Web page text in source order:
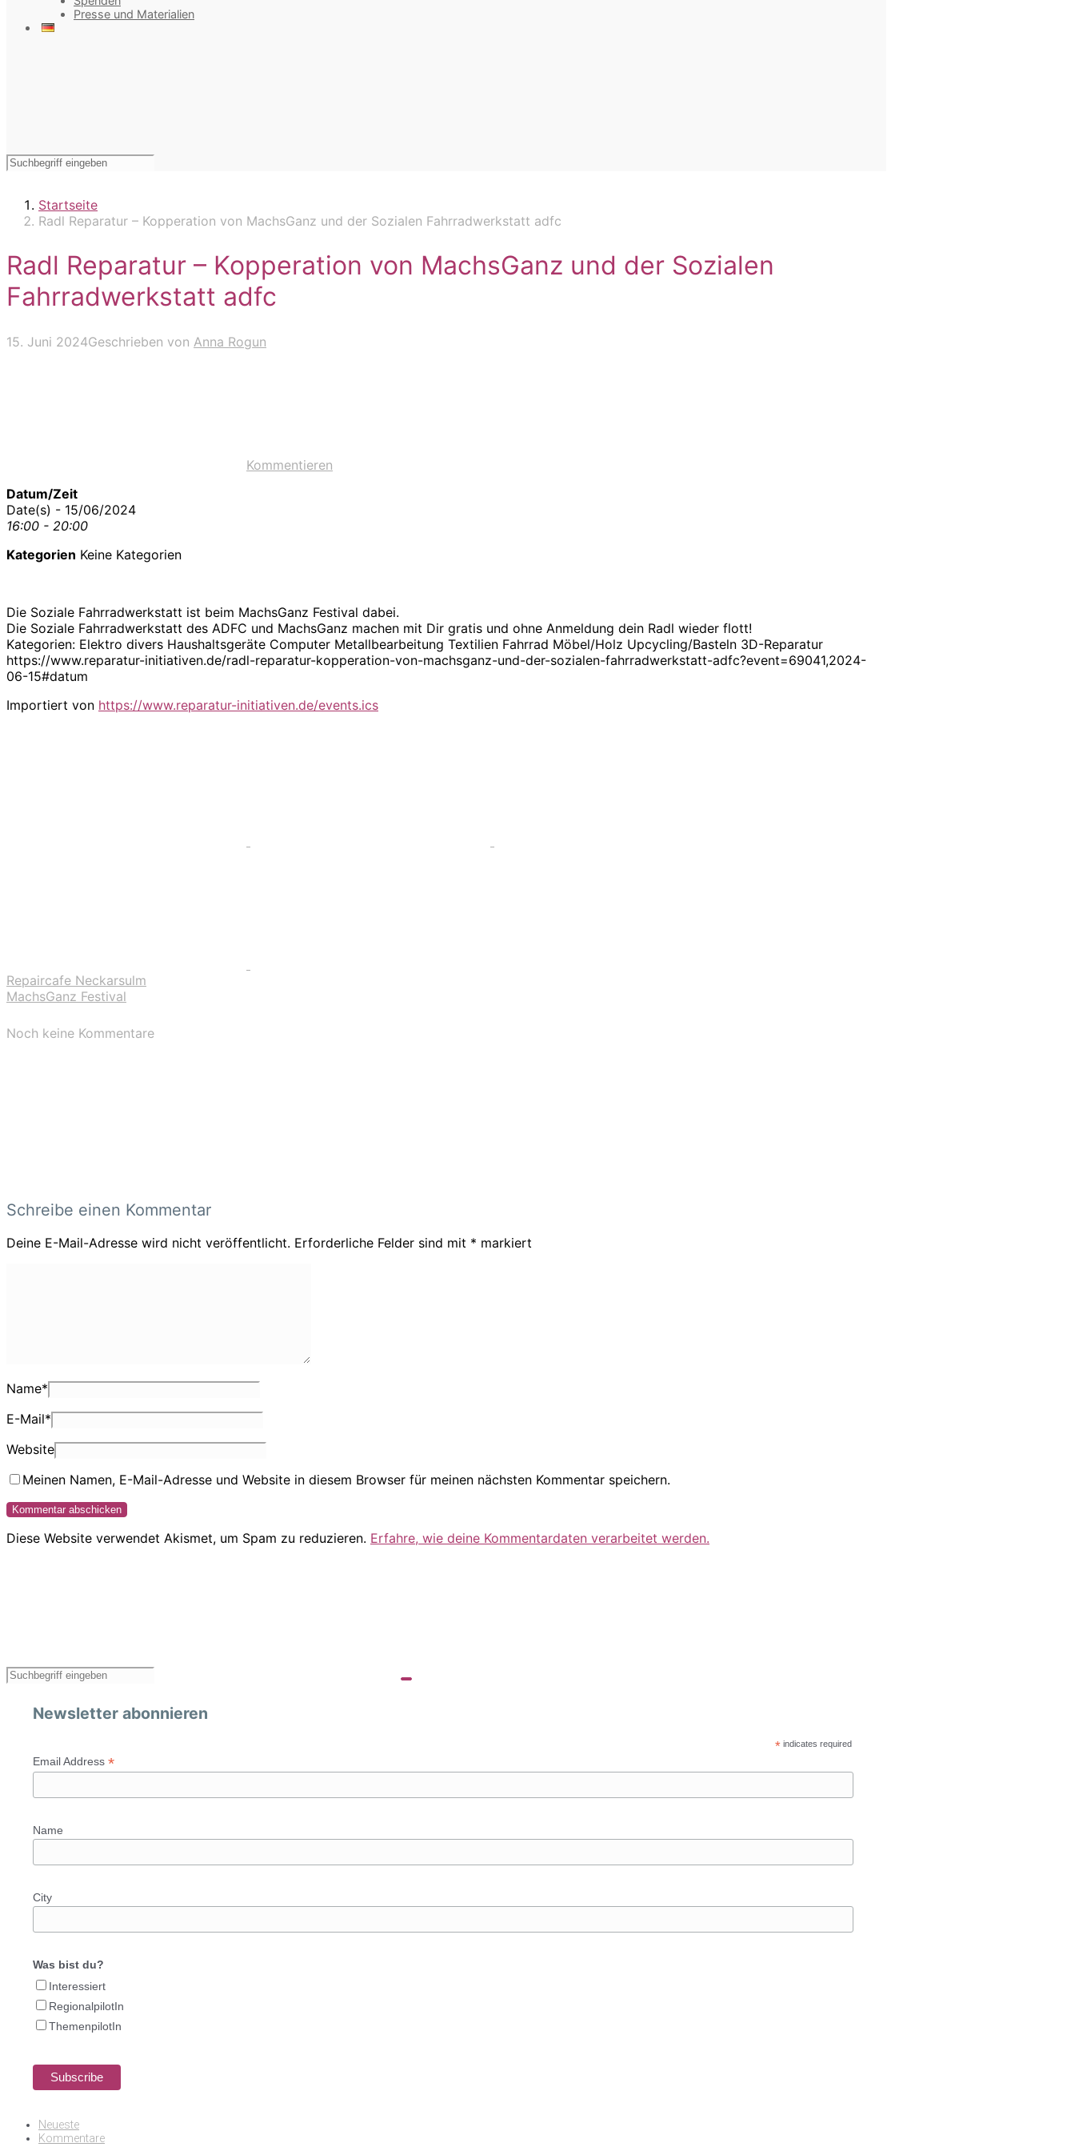
Presse und Materialien
Startseite
Radl Reparatur – Kopperation von MachsGanz und der Sozialen Fahrradwerkstatt adfc
Radl Reparatur – Kopperation von MachsGanz und der Sozialen
Fahrradwerkstatt adfc
15. Juni 2024Geschrieben von Anna Rogun
Kommentieren
Datum/Zeit
Date(s) - 15/06/2024
16:00 - 20:00
Kategorien Keine Kategorien
Die Soziale Fahrradwerkstatt ist beim MachsGanz Festival dabei.
Die Soziale Fahrradwerkstatt des ADFC und MachsGanz machen mit Dir gratis und ohne Anmeldung dein Radl wieder flott!
Kategorien: Elektro divers Haushaltsgeräte Computer Metallbearbeitung Textilien Fahrrad Möbel/Holz Upcycling/Basteln 3D-Reparatur
https://www.reparatur-initiativen.de/radl-reparatur-kopperation-von-machsganz-und-der-sozialen-fahrradwerkstatt-adfc?event=69041,2024-
06-15#datum
Importiert von https://www.reparatur-initiativen.de/events.ics
Repaircafe Neckarsulm
MachsGanz Festival
Noch keine Kommentare
Schreibe einen Kommentar
Deine E-Mail-Adresse wird nicht veröffentlicht. Erforderliche Felder sind mit * markiert
Name*
E-Mail*
Website
Meinen Namen, E-Mail-Adresse und Website in diesem Browser für meinen nächsten Kommentar speichern.
Diese Website verwendet Akismet, um Spam zu reduzieren. Erfahre, wie deine Kommentardaten verarbeitet werden.
Newsletter abonnieren
* indicates required
Email Address *
Name
City
Was bist du?
Interessiert
RegionalpilotIn
ThemenpilotIn
Neueste
Kommentare